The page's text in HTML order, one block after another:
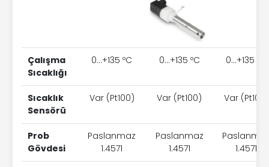
Çalışma
Sıcaklığı
0...+135 ºC 0...+135 ºC 0...+135 ºC
Sıcaklık
Sensörü
Var (Pt100) Var (Pt100) Var (Pt100)
Prob
Gövdesi
Paslanmaz
1.4571
Paslanmaz
1.4571
1.4571